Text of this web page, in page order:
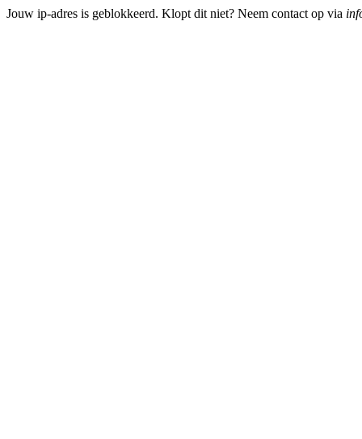
Jouw ip-adres is geblokkeerd. Klopt dit niet? Neem contact op via